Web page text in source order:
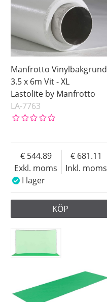
Manfrotto Vinylbakgrund
3.5 x 6m Vit - XL
Lastolite by Manfrotto
LA-7763
Exkl. moms
544.89
Inkl. moms
681.11
I lager
KÖP